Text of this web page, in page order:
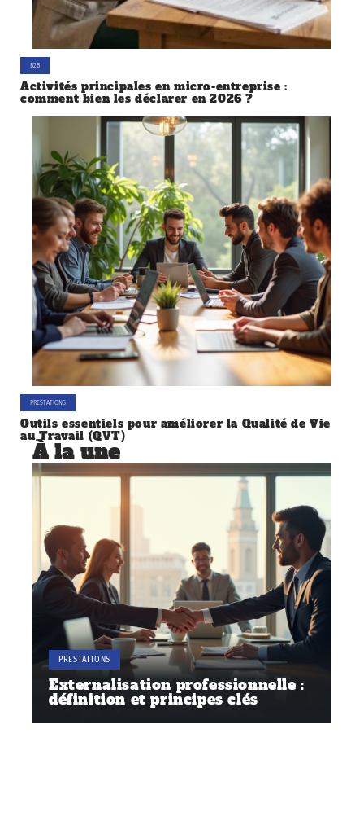
B2B
Activités principales en micro-entreprise :
comment bien les déclarer en 2026 ?
PRESTATIONS
Outils essentiels pour améliorer la Qualité de Vie
au Travail (QVT)
À la une
PRESTATIONS
Externalisation professionnelle :
définition et principes clés